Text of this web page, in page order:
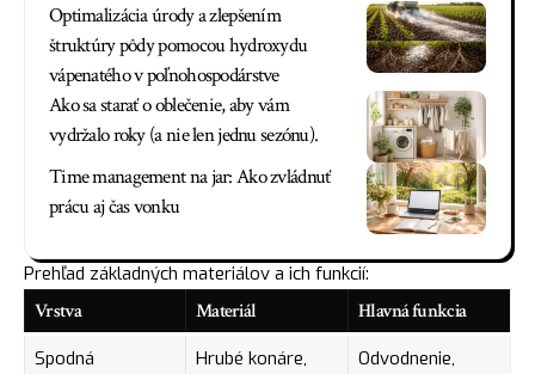
Optimalizácia úrody a zlepšením
štruktúry pôdy pomocou hydroxydu
vápenatého v poľnohospodárstve
Ako sa starať o oblečenie, aby vám
vydržalo roky (a nie len jednu sezónu).
Time management na jar: Ako zvládnuť
prácu aj čas vonku
Prehľad základných materiálov a ich funkcií:
Vrstva Materiál Hlavná funkcia
Spodná
Hrubé konáre,
Odvodnenie,